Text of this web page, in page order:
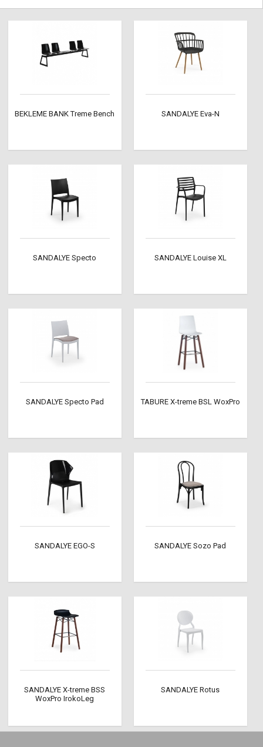
BEKLEME BANK Treme Bench SANDALYE Eva-N
SANDALYE Specto SANDALYE Louise XL
SANDALYE Specto Pad TABURE X-treme BSL WoxPro
SANDALYE EGO-S SANDALYE Sozo Pad
SANDALYE X-treme BSS
WoxPro IrokoLeg
SANDALYE Rotus